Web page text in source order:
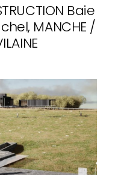
Baie
MANCHE /